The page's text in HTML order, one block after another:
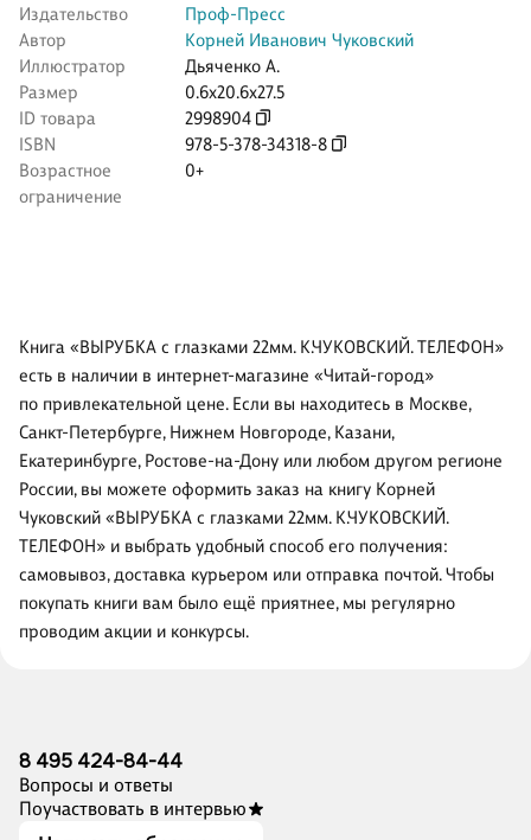
Издательство
Проф-Пресс
Автор
Корней Иванович Чуковский
Иллюстратор
Дьяченко А.
Размер
0.6x20.6x27.5
ID товара
2998904
ISBN
978-5-378-34318-8
Возрастное
ограничение
0+
Книга «ВЫРУБКА с глазками 22мм. К.ЧУКОВСКИЙ. ТЕЛЕФОН»
есть в наличии в интернет-магазине «Читай-город»
по привлекательной цене. Если вы находитесь в Москве,
Санкт-Петербурге, Нижнем Новгороде, Казани,
Екатеринбурге, Ростове-на-Дону или любом другом регионе
России, вы можете оформить заказ на книгу Корней
Чуковский «ВЫРУБКА с глазками 22мм. К.ЧУКОВСКИЙ.
ТЕЛЕФОН» и выбрать удобный способ его получения:
самовывоз, доставка курьером или отправка почтой. Чтобы
покупать книги вам было ещё приятнее, мы регулярно
проводим акции и конкурсы.
8 495 424-84-44
Вопросы и ответы
Поучаствовать в интервью